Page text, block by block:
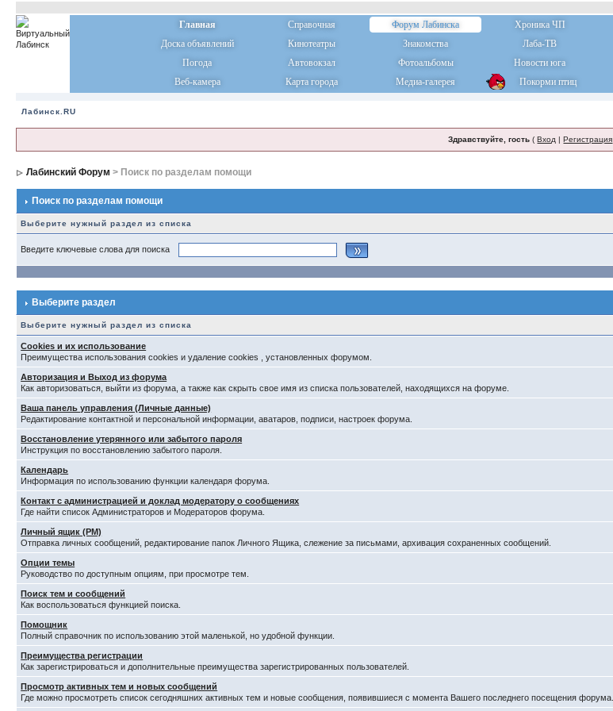
Главная Справочная Форум Лабинска
Хроника ЧП
Доска объявлений
Кинотеатры Знакомства
Лаба-ТВ
Погода
Автовокзал Фотоальбомы
Новости юга
Веб-камера
Карта города Медиа-галерея Покорми птиц
Лабинск.RU
Здравствуйте, гость (Вход |Регистрация
Лабинский Форум > Поиск по разделам помощи
Поиск по разделам помощи
Выберите нужный раздел из списка
Введите ключевые слова для поиска
Выберите раздел
Выберите нужный раздел из списка
Cookies и их использование
Преимущества использования cookies и удаление cookies , установленных форумом.
Авторизация и Выход из форума
Как авторизоваться, выйти из форума, а также как скрыть свое имя из списка пользователей, находящихся на форуме.
Ваша панель управления (Личные данные)
Редактирование контактной и персональной информации, аватаров, подписи, настроек форума.
Восстановление утерянного или забытого пароля
Инструкция по восстановлению забытого пароля.
Календарь
Информация по использованию функции календаря форума.
Контакт с администрацией и доклад модератору о сообщениях
Где найти список Администраторов и Модераторов форума.
Личный ящик (PM)
Отправка личных сообщений, редактирование папок Личного Ящика, слежение за письмами, архивация сохраненных сообщений.
Опции темы
Руководство по доступным опциям, при просмотре тем.
Поиск тем и сообщений
Как воспользоваться функцией поиска.
Помощник
Полный справочник по использованию этой маленькой, но удобной функции.
Преимущества регистрации
Как зарегистрироваться и дополнительные преимущества зарегистрированных пользователей.
Просмотр активных тем и новых сообщений
Где можно просмотреть список сегодняшних активных тем и новые сообщения, появившиеся с момента Вашего последнего посещения форума.